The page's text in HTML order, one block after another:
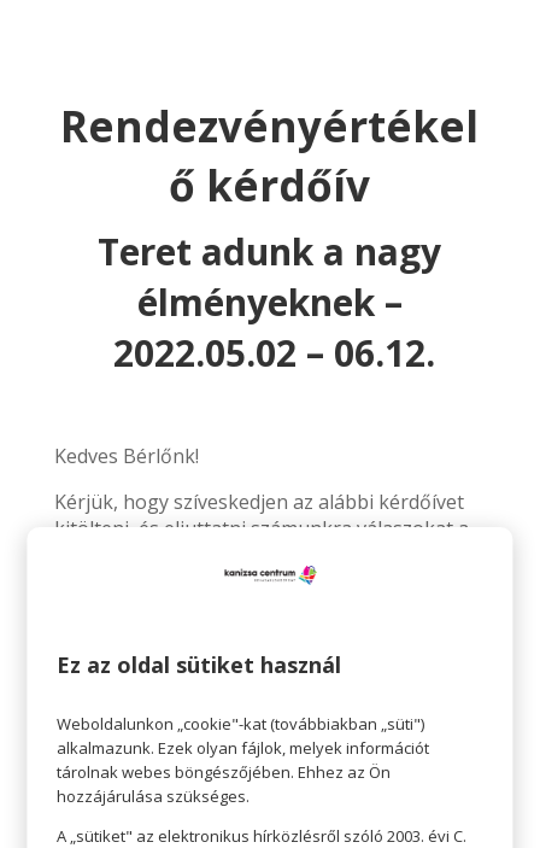
Rendezvényértékel
ő kérdőív
Teret adunk a nagy
élményeknek –
2022.05.02 – 06.12.
Kedves Bérlőnk!
Kérjük, hogy szíveskedjen az alábbi kérdőívet
kitölteni, és eljuttatni számunkra válaszokat a
Találkozott-e a Teret adunk kampány
kommunikációjával a plázán kívül is?
Igen
Nem
Ez az oldal sütiket használ
Weboldalunkon „cookie"-kat (továbbiakban „süti")
alkalmazunk. Ezek olyan fájlok, melyek információt
tárolnak webes böngészőjében. Ehhez az Ön
hozzájárulása szükséges.
A „sütiket" az elektronikus hírközlésről szóló 2003. évi C.